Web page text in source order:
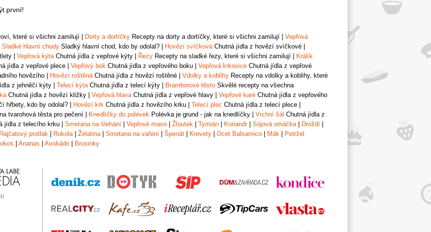
první!
které si všichni zamilují Dorty a dortíčky Recepty na dorty a dortíčky, které si všichni zamilují
Vepřová
Sladké hlavní chody Sladký hlavní chod, kdo by odolal? Hovězí svíčkováChutná jídla z hovězí svíčkové
Vepřová kýtaChutná jídla z vepřové kýty Řezy Recepty na sladké řezy, které si všichni zamilují
Králík
jídla z vepřové plece Vepřový bok Chutná jídla z vepřového boku Vepřová krkovice Chutná jídla z vepřové
hovězího Hovězí roštěnáChutná jídla z hovězí roštěné Vdolky a koblihy Recepty na vdolky a koblihy, které
z jehněčí kýty Telecí kýtaChutná jídla z telecí kýty Bramborové těsto Skvělé recepty na všechna
Chutná jídla z hovězí kližky Vepřová hlavaChutná jídla z vepřové hlavy Vepřové karé Chutná jídla z vepřového
hřbety, kdo by odolal? Hovězí krk Chutná jídla z hovězího krku Telecí plec Chutná jídla z telecí plece
tvarohová těsta pro pečení Knedlíčky do polévek Polévka je grund - jak na knedlíčky Vrchní šál Chutná jídla z
jídla z telecího krku Smetana na šlehání Vepřové maso Žloutek Tymián Koriandr| Sójová omáčka| Droždí
Rajčatový protlak Rukola| Želatina| Smetana na vaření Špenát Krevety Ocet Balsamico Mák
Petržel
Ananas Avokádo Brusinky